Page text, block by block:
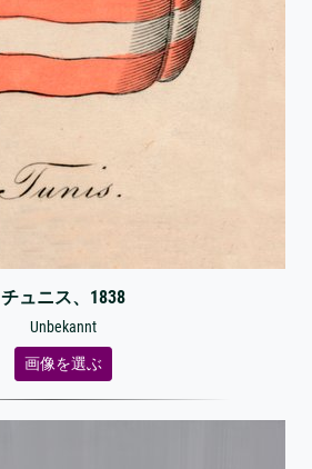
チュニス、1838
Unbekannt
画像を選ぶ